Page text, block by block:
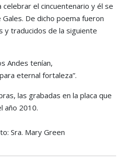
el cincuentenario y él se
De dicho poema fueron
traducidos de la siguiente
Andes tenían,
eternal fortaleza”.
las grabadas en la placa que
año 2010.
Sra. Mary Green